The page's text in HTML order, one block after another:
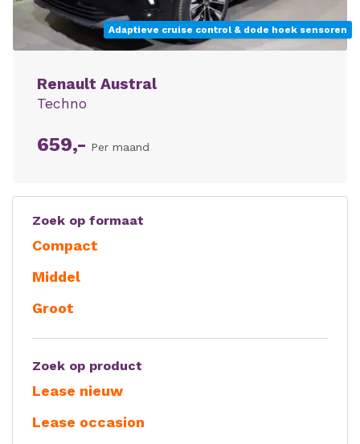
Adaptieve cruise control & dode hoek sensoren
Renault Austral
Techno
659,- Per maand
Zoek op formaat
Compact
Middel
Groot
Zoek op product
Lease nieuw
Lease occasion